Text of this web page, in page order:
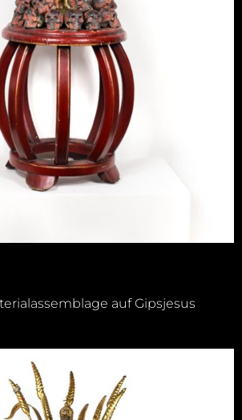
auf Gipsjesus